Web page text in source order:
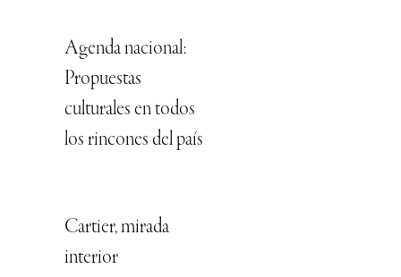
Agenda nacional:
Propuestas
culturales en todos
los rincones del país
Cartier, mirada
interior